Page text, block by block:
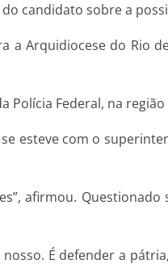
candidato sobre a
a Arquidiocese do Rio
Polícia Federal, na
esteve com o
afirmou.
É defender a